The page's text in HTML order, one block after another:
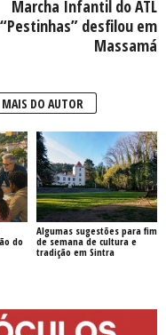
Marcha Infantil do ATL
“Pestinhas” desfilou em
Massamá
MAIS DO AUTOR
do
Algumas sugestões para fim
de semana de cultura e
tradição em Sintra